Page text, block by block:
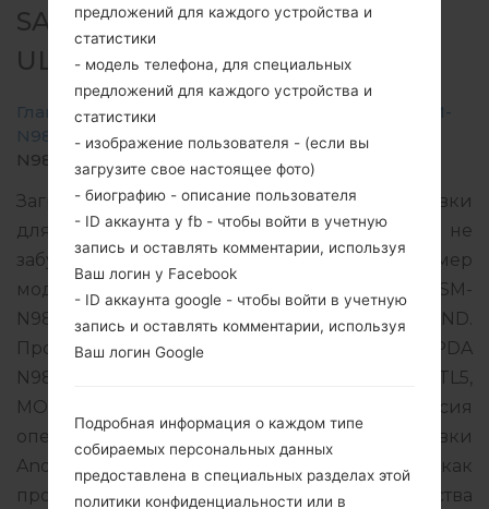
SAMSUNGGALAXY NOTE 20
ULTRA 5G
Главная →Galaxy Note 20 Ultra 5G
SamsungSM-
N986B
→SM-
N986B_1_20201223171035_j4p9axwhdp_fac.zip
Загрузите последнее обновление прошивки
для Samsung Galaxy Note 20 Ultra 5G, но не
забудьте проверить, соответствует ли номер
модели вашего смартфона указанному SM-
N986B. Код прошивки VNZ для NEW ZEALAND.
Продукт поставляется с версией PDA
N986BXXS1CUA2 и версия CSC N986BOXM1CTL5,
MODEM версия N986BXXU1CTL5. Версия
операционной системы данной прошивки
Android R 11. Подробная инструкция, как
прошить стоковую прошивку на устройства
предложений для каждого устройства и
статистики
- модель телефона, для специальных
предложений для каждого устройства и
статистики
- изображение пользователя - (если вы
загрузите свое настоящее фото)
- биографию - описание пользователя
- ID аккаунта у fb - чтобы войти в учетную
запись и оставлять комментарии, используя
Ваш логин у Facebook
- ID аккаунта google - чтобы войти в учетную
запись и оставлять комментарии, используя
Ваш логин Google
Подробная информация о каждом типе
собираемых персональных данных
предоставлена в специальных разделах этой
политики конфиденциальности или в